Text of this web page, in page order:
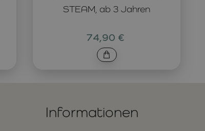
STEAM, ab 3 Jahren
74,90 €
Informationen